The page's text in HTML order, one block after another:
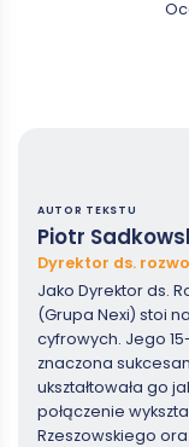
AUTOR TEKSTU
Piotr
Dyrektor ds.
Jako Dyrektor ds.
(Grupa Nexi) stoi
cyfrowych. Jego
znaczona
ukształtowała go
połączenie
Rzeszowskiego